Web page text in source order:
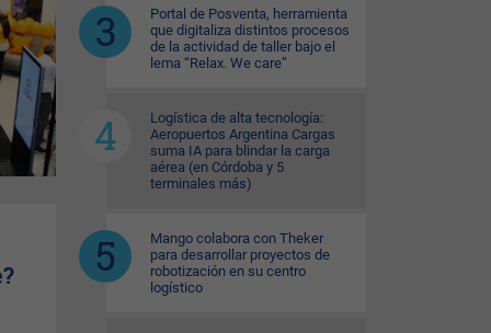
Portal de Posventa, herramienta
que digitaliza distintos procesos
de la actividad de taller bajo el
lema “Relax. We care”
Logística de alta tecnología:
Aeropuertos Argentina Cargas
suma IA para blindar la carga
aérea (en Córdoba y 5
terminales más)
Mango colabora con Theker
para desarrollar proyectos de
robotización en su centro
logístico